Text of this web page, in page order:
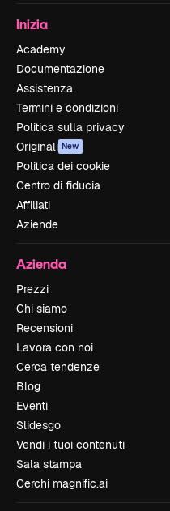
Inizia
Academy
Documentazione
Assistenza
Termini e condizioni
Politica sulla privacy
Originali New
Politica dei cookie
Centro di fiducia
Affiliati
Aziende
Azienda
Prezzi
Chi siamo
Recensioni
Lavora con noi
Cerca tendenze
Blog
Eventi
Slidesgo
Vendi i tuoi contenuti
Sala stampa
Cerchi magnific.ai